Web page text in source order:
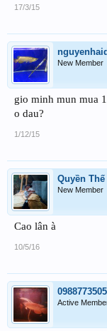
17/3/15
New Member
gio minh mun mua
o dau?
1/12/15
Quyền Thế
New Member
Cao lân à
10/5/16
0988773505
Active